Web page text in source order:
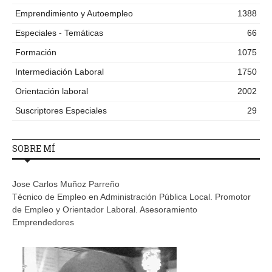
Emprendimiento y Autoempleo
1388
Especiales - Temáticas
66
Formación
1075
Intermediación Laboral
1750
Orientación laboral
2002
Suscriptores Especiales
29
SOBRE MÍ
Jose Carlos Muñoz Parreño
Técnico de Empleo en Administración Pública Local. Promotor
de Empleo y Orientador Laboral. Asesoramiento
Emprendedores